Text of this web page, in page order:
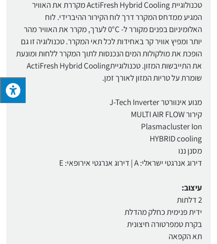
טכנולוגיית ActiFresh Hybrid Cooling מקררת את האוויר
המגיע ממדחס המקרר דרך לוח הקירור ההיברידי. לוח
האלומיניום בפנים מקורר ל- 0°C לערך, מקרר את האוויר מהר
יותר ומפיץ אוויר קר באחידות לכל תאי המקרר. טכנולוגיה זו גם
הופכת את מולקולות המים הנכנסות לתוך המקרר ללחות ומונעת
את התייבשות המזון. טכנולוגייתActiFresh Hybrid Cooling
שומרת על טריות המזון לאורך זמן.
מנוע אינוורטר J-Tech Inverter
קירור MULTI AIR FLOW
Plasmacluster Ion
HYBRID cooling
מסנן ננו
דירוג אנרגטי ישראלי: A | דירוג אנרגטי אירופאי: E
עיצוב:
2 דלתות
ידית פנימית כחלק מהדלת
בקרת טמפרטורה חיצונית
תא הקפאה